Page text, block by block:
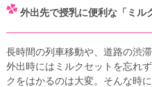
外出先で授乳に便利な「ミル
長時間の列車移動や、道路の渋
外出時にはミルクセットを忘れ
クをはかるのは大変。そんな時に